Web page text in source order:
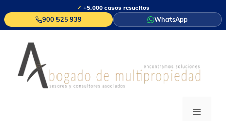
al
contenido
✓ +5.000 casos resueltos
900 525 939 WhatsApp
MENÚ